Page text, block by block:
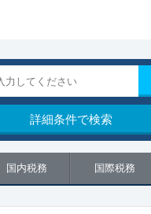
詳細条件で検索
国内税務 国際税務